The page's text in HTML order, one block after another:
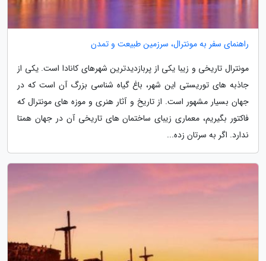
راهنمای سفر به مونترال، سرزمین طبیعت و تمدن
مونترال تاریخی و زیبا یکی از پربازدیدترین شهرهای کانادا است. یکی از
جاذبه های توریستی این شهر، باغ گیاه شناسی بزرگ آن است که در
جهان بسیار مشهور است. از تاریخ و آثار هنری و موزه های مونترال که
فاکتور بگیریم، معماری زیبای ساختمان های تاریخی آن در جهان همتا
ندارد. اگر به سرتان زده...